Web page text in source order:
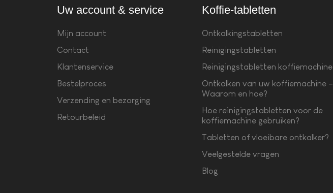
Uw account & service
Mijn account
Contact
Klantenservice
Bestelproces
Verzending en bezorging
Retourbeleid
Koffie-tabletten
Ontkalkingstabletten
Reinigingstabletten
Reinigingstabletten koffiemachine
Ontkalken van uw koffiemachine –
Waarom en hoe?
Hoe reinigingstabletten voor de
koffiemachine gebruiken?
Tabletten of vloeibare ontkalker?
Veelgestelde vragen
Blog